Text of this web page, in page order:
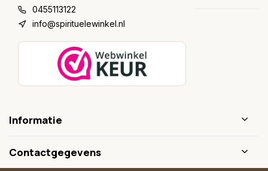
0455113122
info@spirituelewinkel.nl
Informatie
Contactgegevens